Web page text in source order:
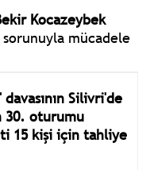
Kocazeybek
mücadele
Silivri'de
30. oturumu
15 kişi için tahliye